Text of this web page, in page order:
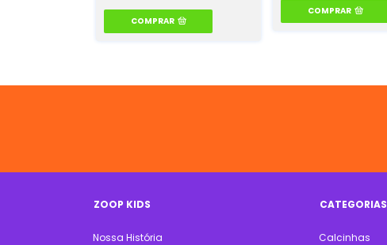
COMPRAR
COMPRAR
ZOOP KIDS
Nossa História
CATEGORIAS
Calcinhas